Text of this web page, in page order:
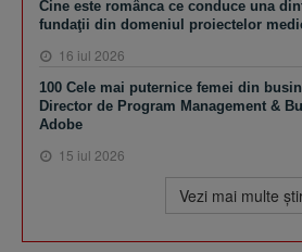
Cine este românca ce conduce una
fundaţii din domeniul proiectelor
16 iul 2026
100 Cele mai puternice femei din
Director de Program Management &
Adobe
15 iul 2026
Vezi mai multe